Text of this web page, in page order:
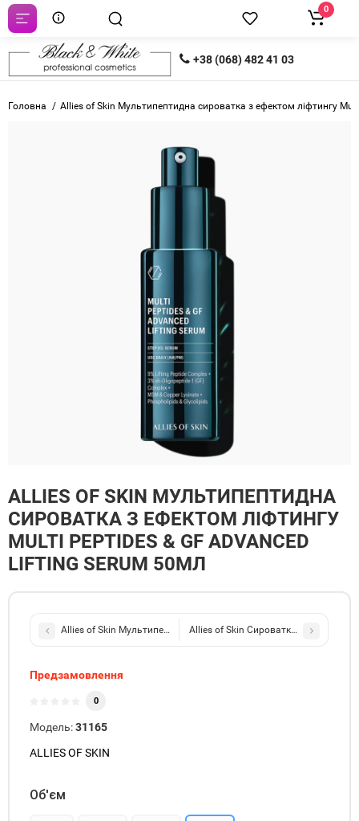
+38 (068) 482 41 03
0
Головна Allies of Skin Мультипептидна сироватка з ефектом ліфтингу
ALLIES OF SKIN МУЛЬТИПЕПТИДНА
СИРОВАТКА З ЕФЕКТОМ ЛІФТИНГУ
MULTI PEPTIDES & GF ADVANCED
LIFTING SERUM 50МЛ
Allies of Skin Мультипептидна сироватка з ефектом ліфтингу
Allies of Skin Сироватка
Предзамовлення
0
Модель:31165
ALLIES OF SKIN
Об'єм